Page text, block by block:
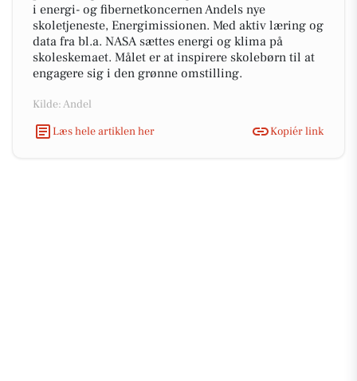
i energi- og fibernetkoncernen Andels nye
skoletjeneste, Energimissionen. Med aktiv læring og
data fra bl.a. NASA sættes energi og klima på
skoleskemaet. Målet er at inspirere skolebørn til at
engagere sig i den grønne omstilling.
Kilde: Andel
Læs hele artiklen her
Kopiér link